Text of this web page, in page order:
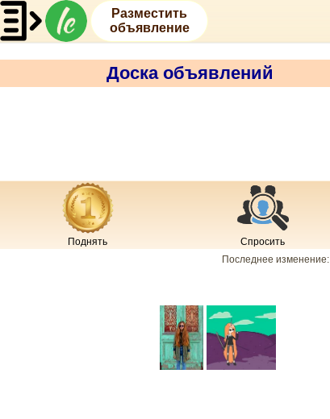
Разместить
объявление
Доска объявлений
Поднять Спросить
Последнее изменение: